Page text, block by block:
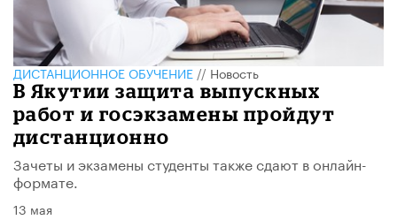
ДИСТАНЦИОННОЕ ОБУЧЕНИЕ // Новость
В Якутии защита выпускных
работ и госэкзамены пройдут
дистанционно
Зачеты и экзамены студенты также сдают в онлайн-
формате.
13 мая